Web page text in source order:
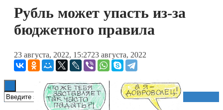
Технологии
Книги
Рубль может упасть из-за
бюджетного правила
23 августа, 2022, 15:2723 августа, 2022